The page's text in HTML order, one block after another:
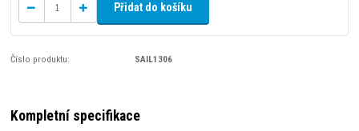
Přidat do košíku
Číslo produktu: SAIL1306
Kompletní specifikace